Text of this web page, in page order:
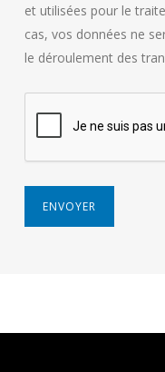
et utilisées pour le
cas, vos données ne
le déroulement des